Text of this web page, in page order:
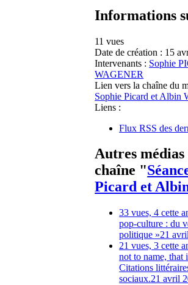
Informations
11 vues
Date de création : 15
Intervenants : Sophie
WAGENER
Lien vers la chaîne du
Sophie Picard et Albin
Liens :
Flux RSS des
Autres médias
chaîne "
Picard et
33 vues, 4 cette
pop-culture : du
politique »21
21 vues, 3 cette
not to name, that
Citations
sociaux.21 avril